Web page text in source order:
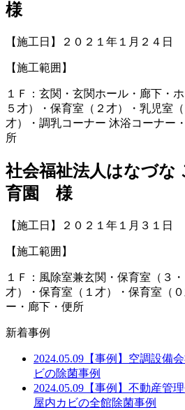
様
【施工日】２０２１年１月２４日
【施工範囲】
１Ｆ：玄関・玄関ホール・廊下・
５才）・保育室（２才）・乳児室
才）・調乳コーナー 沐浴コーナー
所
社会福祉法人はなづな
育園 様
【施工日】２０２１年１月３１日
【施工範囲】
１Ｆ：風除室兼玄関・保育室（３
才）・保育室（１才）・保育室（
ー・廊下・便所
新着事例
2024.05.09 【事例】空調設備
ビの除菌事例
2024.05.09 【事例】不動産管
屋内カビの全館除菌事例